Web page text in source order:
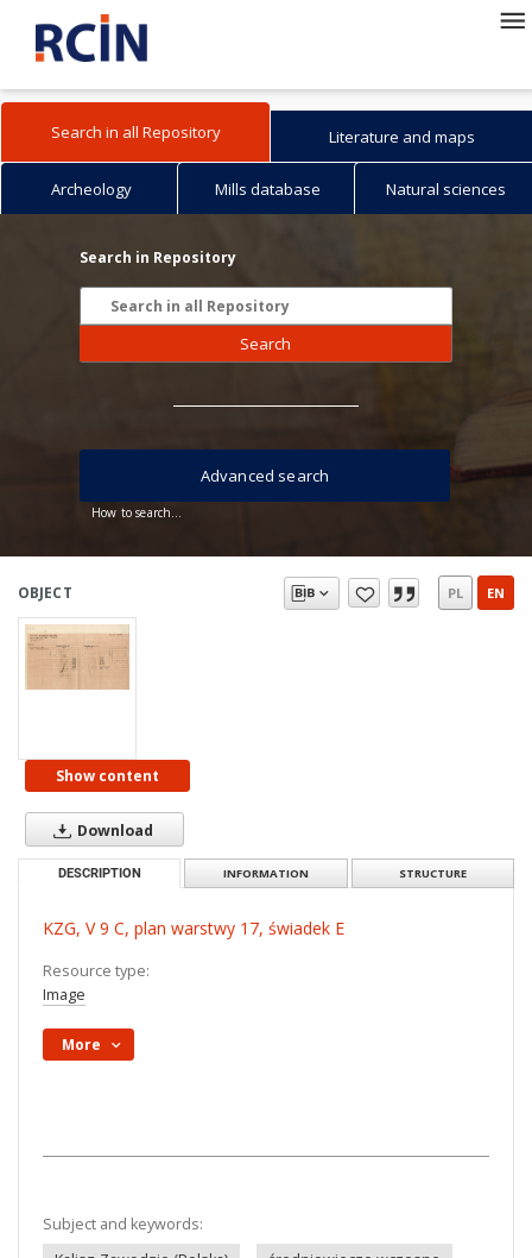
Search in all Repository Literature and maps
Archeology Mills database Natural sciences
Search in Repository
Search
How to search...
Advanced search
OBJECT PL EN
Show content
Download
DESCRIPTION INFORMATION STRUCTURE
KZG, V 9 C, plan warstwy 17, świadek E
Resource type:
Image
More
Subject and keywords: